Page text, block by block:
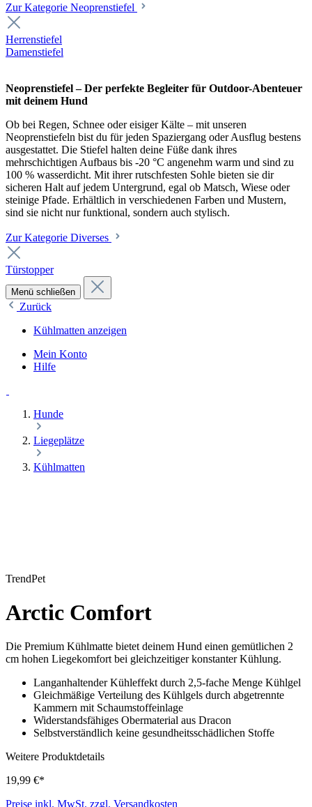
Zur Kategorie Neoprenstiefel
Herrenstiefel
Damenstiefel
Neoprenstiefel – Der perfekte Begleiter für Outdoor-Abenteuer
mit deinem Hund
Ob bei Regen, Schnee oder eisiger Kälte – mit unseren
Neoprenstiefeln bist du für jeden Spaziergang oder Ausflug bestens
ausgestattet. Die Stiefel halten deine Füße dank ihres
mehrschichtigen Aufbaus bis -20 °C angenehm warm und sind zu
100 % wasserdicht. Mit ihrer rutschfesten Sohle bieten sie dir
sicheren Halt auf jedem Untergrund, egal ob Matsch, Wiese oder
steinige Pfade. Erhältlich in verschiedenen Farben und Mustern,
sind sie nicht nur funktional, sondern auch stylisch.
Zur Kategorie Diverses
Türstopper
Menü schließen
Zurück
Kühlmatten anzeigen
Mein Konto
Hilfe
Hunde
Liegeplätze
Kühlmatten
TrendPet
Arctic Comfort
Die Premium Kühlmatte bietet deinem Hund einen gemütlichen 2
cm hohen Liegekomfort bei gleichzeitiger konstanter Kühlung.
Langanhaltender Kühleffekt durch 2,5-fache Menge Kühlgel
Gleichmäßige Verteilung des Kühlgels durch abgetrennte
Kammern mit Schaumstoffeinlage
Widerstandsfähiges Obermaterial aus Dracon
Selbstverständlich keine gesundheitsschädlichen Stoffe
Weitere Produktdetails
19,99 €*
Preise inkl. MwSt. zzgl. Versandkosten